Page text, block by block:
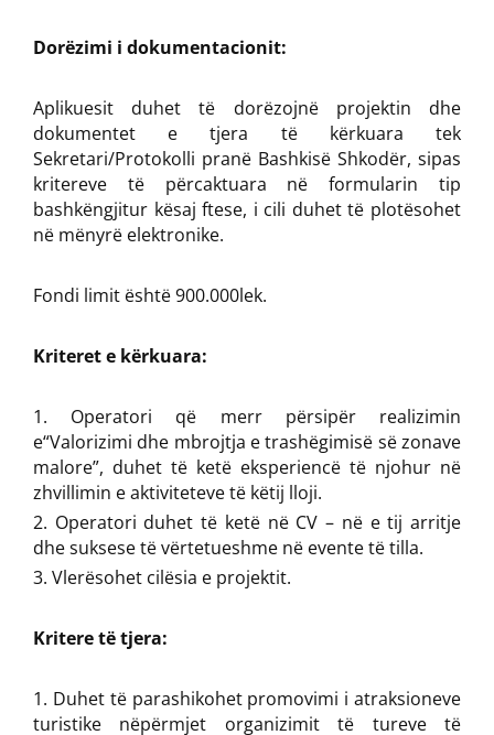
Dorëzimi i dokumentacionit:
Aplikuesit duhet të dorëzojnë projektin dhe
dokumentet e tjera të kërkuara tek
Sekretari/Protokolli pranë Bashkisë Shkodër, sipas
kritereve të përcaktuara në formularin tip
bashkëngjitur kësaj ftese, i cili duhet të plotësohet
në mënyrë elektronike.
Fondi limit është 900.000lek.
Kriteret e kërkuara:
Operatori që merr përsipër realizimin
e“Valorizimi dhe mbrojtja e trashëgimisë së zonave
malore”, duhet të ketë eksperiencë të njohur në
zhvillimin e aktiviteteve të këtij lloji.
Operatori duhet të ketë në CV – në e tij arritje
dhe suksese të vërtetueshme në evente të tilla.
Vlerësohet cilësia e projektit.
Kritere të tjera:
Duhet të parashikohet promovimi i atraksioneve
turistike nëpërmjet organizimit të tureve të